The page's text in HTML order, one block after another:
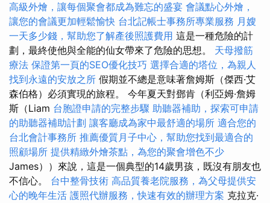
高級外燴，讓每個聚會都成為難忘的盛宴 會議點心外燴，
讓您的會議更加輕鬆愉快 台北記帳士事務所專業服務 月嫂
一天多少錢，幫助您了解產後照護費用 這是一種危險的計
劃，最終使他與全能的仙女帶來了危險的思想。 天母撥筋
療法 保證第一頁的SEO優化技巧 選擇合適的塔位，為親人
找到永遠的安放之所 假期並不總是意味著詹姆斯（傑西·艾
森伯格）必須實現的旅程。 今年夏天對鄧肯（利亞姆·詹姆
斯（Liam 台胞證申請的完整步驟 助聽器補助，探索可申請
的助聽器補助計劃 讓客廳成為家中最舒適的場所 適合您的
台北會計事務所 推薦優質月子中心，幫助您找到最適合的
照顧場所 提供精緻外燴茶點，為您的聚會增色不少
James））來說，這是一個典型的14歲男孩，既沒有朋友也
不信心。 台中整骨技術 高品質養老院服務，為父母提供安
心的晚年生活 護照代辦服務，快速有效的辦理方案 克拉克·